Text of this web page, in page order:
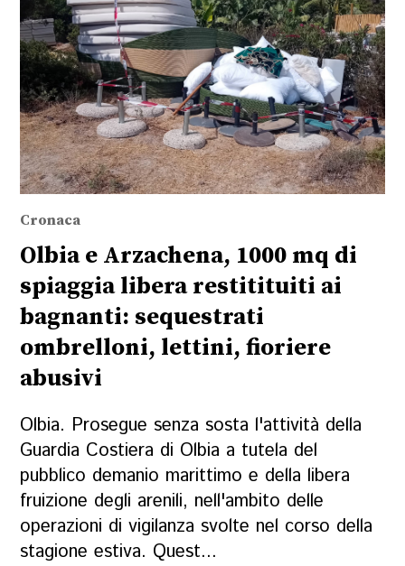
Cronaca
Olbia e Arzachena, 1000 mq di
spiaggia libera restitituiti ai
bagnanti: sequestrati
ombrelloni, lettini, fioriere
abusivi
Olbia. Prosegue senza sosta l'attività della
Guardia Costiera di Olbia a tutela del
pubblico demanio marittimo e della libera
fruizione degli arenili, nell'ambito delle
operazioni di vigilanza svolte nel corso della
stagione estiva. Quest...